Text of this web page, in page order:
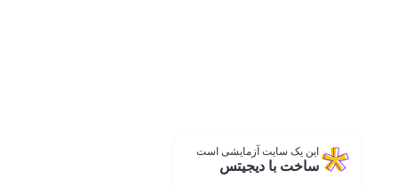
این یک سایت آزمایشی است
ساخت با دیجیتس